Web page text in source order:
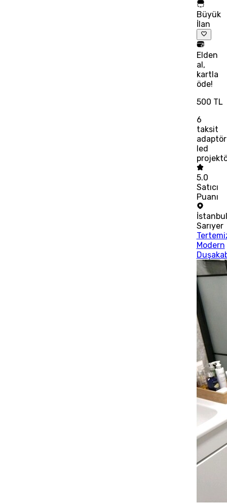
Büyük
İlan
Elden
al,
kartla
öde!
500 TL
6
taksit
adaptör
led
5.0
Satıcı
Puanı
İstanbul
Sarıyer
Modern